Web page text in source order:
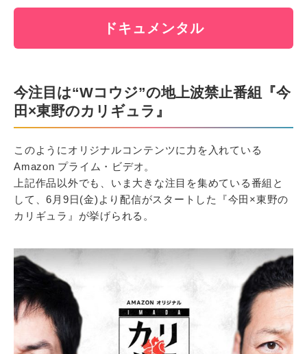
ドキュメンタル
今注目は“Wコウジ”の地上波禁止番組『今
田×東野のカリギュラ』
このようにオリジナルコンテンツに力を入れている
Amazon プライム・ビデオ。
上記作品以外でも、いま大きな注目を集めている番組と
して、6月9日(金)より配信がスタートした『今田×東野の
カリギュラ』が挙げられる。